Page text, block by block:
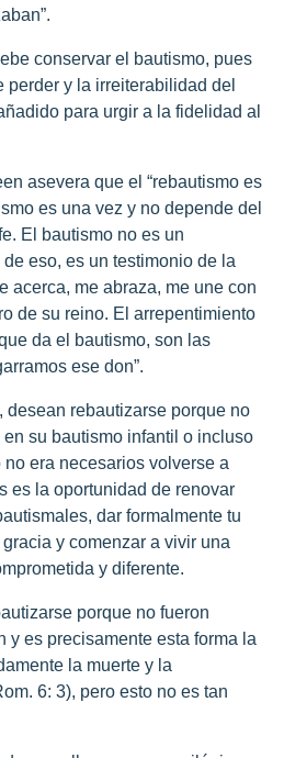
conservar el bautismo, pues
perder y la irreiterabilidad del
para urgir a la fidelidad al
asevera que el “rebautismo es
es una vez y no depende del
El bautismo no es un
eso, es un testimonio de la
acerca, me abraza, me une con
de su reino. El arrepentimiento
da el bautismo, son las
ese don”.
desean rebautizarse porque no
su bautismo infantil o incluso
era necesarios volverse a
es la oportunidad de renovar
dar formalmente tu
y comenzar a vivir una
y diferente.
porque no fueron
y es precisamente esta forma la
la muerte y la
6: 3), pero esto no es tan